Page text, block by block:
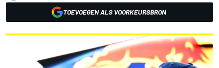
TOEVOEGEN ALS VOORKEURSBRON